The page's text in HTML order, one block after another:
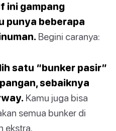
ini gampang
punya beberapa
Begini caranya:
satu “bunker pasir”
sebaiknya
Kamu juga bisa
semua bunker di
ekstra.